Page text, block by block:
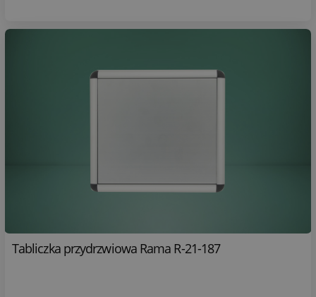
Tabliczka przydrzwiowa Rama R-21-187